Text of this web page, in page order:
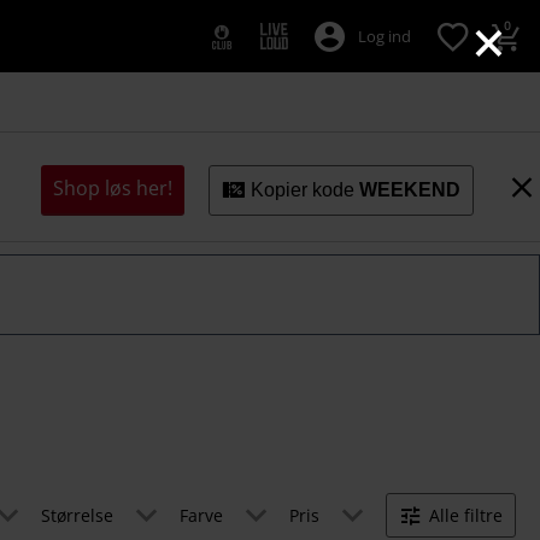
×
Log ind 0
Shop løs her! Kopier kode WEEKEND
Størrelse Farve Pris Alle filtre